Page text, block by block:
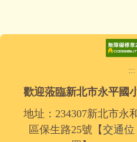
:::
歡迎蒞臨新北市永平國
地址：234307新北市永
區保生路25號【交通位